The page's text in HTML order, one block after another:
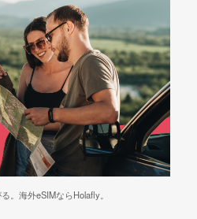
。海外eSIMならHolafly。